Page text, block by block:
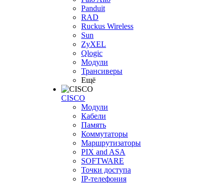
Panduit
RAD
Ruckus Wireless
Sun
ZyXEL
Qlogic
Модули
Трансиверы
Ещё
CISCO
Модули
Кабели
Память
Коммутаторы
Маршрутизаторы
PIX and ASA
SOFTWARE
Точки доступа
IP-телефония